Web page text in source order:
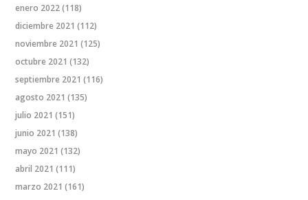
enero 2022(118)
diciembre 2021 (112)
noviembre 2021 (125)
octubre 2021 (132)
septiembre 2021 (116)
agosto 2021 (135)
julio 2021 (151)
junio 2021 (138)
mayo 2021 (132)
abril 2021 (111)
marzo 2021 (161)